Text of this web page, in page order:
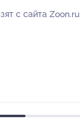
с сайта Zoon.ru